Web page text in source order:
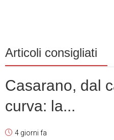
Articoli consigliati
Casarano, dal
curva: la...
4 giorni fa